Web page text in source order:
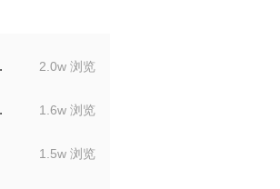
1.9w 浏览
2.3w 浏览
1.4w 浏览